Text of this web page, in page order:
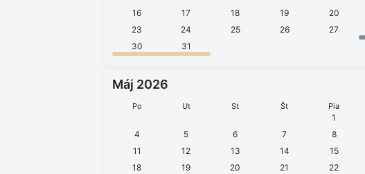
16
17 18 19 20
23
24 25 26 27
30
31
Máj 2026
Po Ut St Št Pia
1
4
5 6 7 8
11
12 13 14 15
18
19 20 21 22